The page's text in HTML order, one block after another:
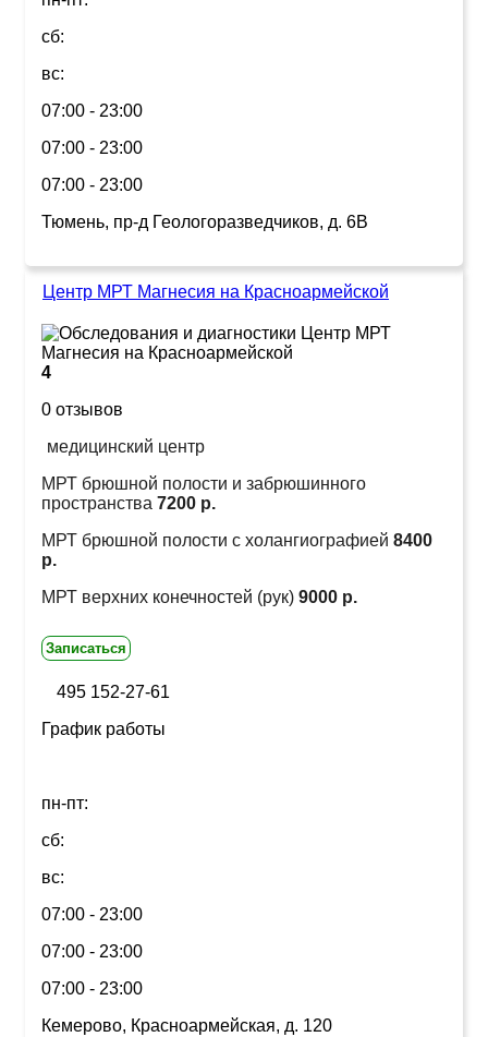
сб:
вс:
07:00 - 23:00
07:00 - 23:00
07:00 - 23:00
Тюмень, пр-д Геологоразведчиков, д. 6В
Центр МРТ Магнесия на Красноармейской
4
0 отзывов
медицинский центр
МРТ брюшной полости и забрюшинного
пространства 7200 р.
МРТ брюшной полости с холангиографией 8400
р.
МРТ верхних конечностей (рук) 9000 р.
Записаться
495 152-27-61
График работы
пн-пт:
сб:
вс:
07:00 - 23:00
07:00 - 23:00
07:00 - 23:00
Кемерово, Красноармейская, д. 120